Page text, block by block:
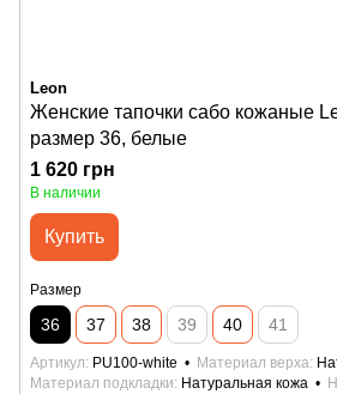
Leon
Женские тапочки сабо кожаные
размер 36, белые
1 620 грн
В наличии
Купить
Размер
36 37 38 39 40 41
Артикул PU100-white Материал верха
Материал подкладки
Натуральная кожа